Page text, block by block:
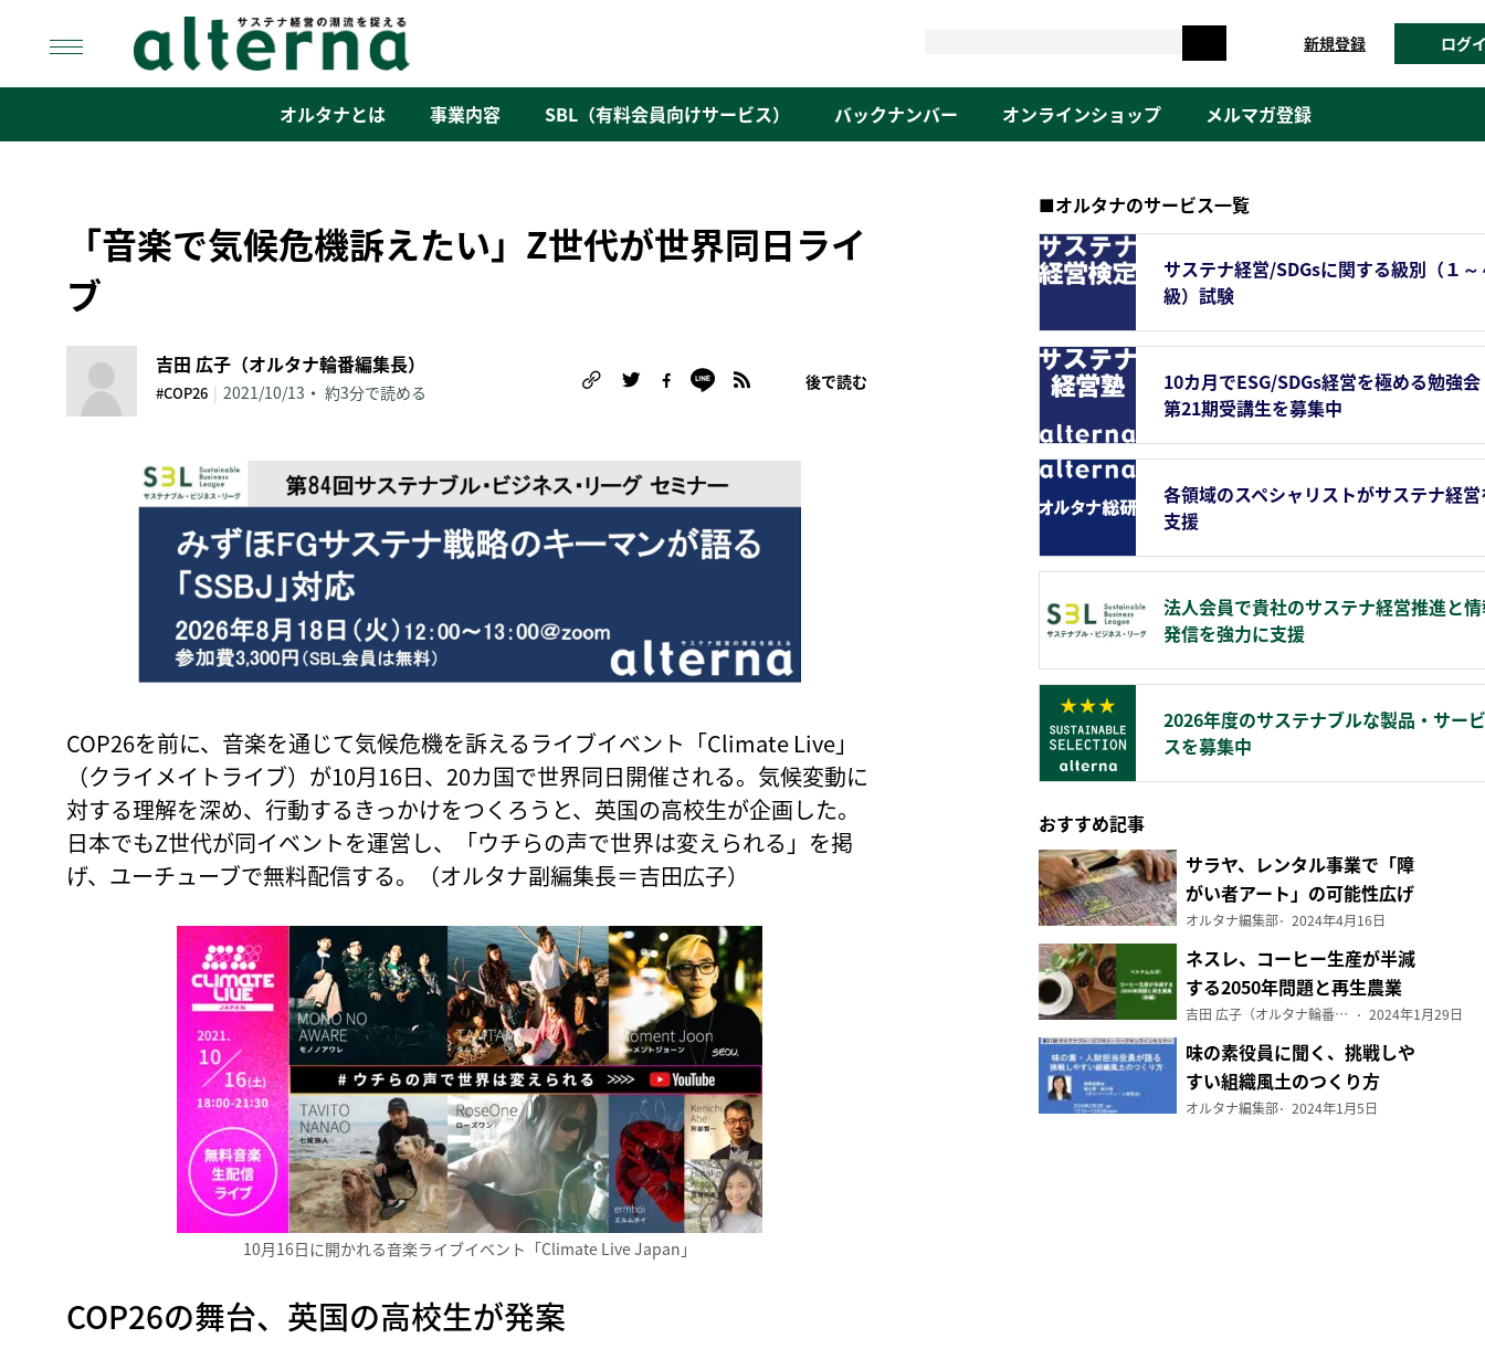
content
新規登録 ログ
オルタナとは 事業内容 SBL（有料会員向けサービス） バックナンバー オンラインショップ メルマガ登録
「音楽で気候危機訴えたい」Z世代が世界同日ライ
ブ
吉田 広子（オルタナ輪番編集長）
#COP26 | 2021/10/13 約3分で読める
後で読む
COP26を前に、音楽を通じて気候危機を訴えるライブイベント「Climate Live」
（クライメイトライブ）が10月16日、20カ国で世界同日開催される。気候変動に
対する理解を深め、行動するきっかけをつくろうと、英国の高校生が企画した。
日本でもZ世代が同イベントを運営し、「ウチらの声で世界は変えられる」を掲
げ、ユーチューブで無料配信する。（オルタナ副編集長＝吉田広子）
10月16日に開かれる音楽ライブイベント「Climate Live Japan」
COP26の舞台、英国の高校生が発案
■オルタナのサービス一覧
サステナ経営/SDGsに関する級別（１～
級）試験
10カ月でESG/SDGs経営を極める勉強
第21期受講生を募集中
各領域のスペシャリストがサステナ経
支援
法人会員で貴社のサステナ経営推進と
発信を強力に支援
2026年度のサステナブルな製品・サービ
スを募集中
おすすめ記事
サラヤ、レンタル事業で「障
がい者アート」の可能性広げ
る
オルタナ編集部 2024年4月16日
ネスレ、コーヒー生産が半減
する2050年問題と再生農業
（前編）
吉田 広子（オルタナ輪番編集長） 2024年1月29日
味の素役員に聞く、挑戦しや
すい組織風土のつくり方
オルタナ編集部 2024年1月5日